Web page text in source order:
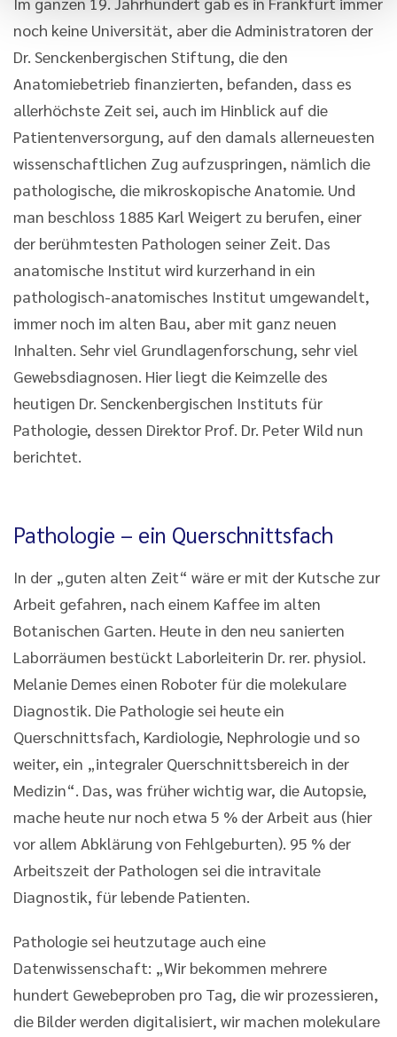
noch keine Universität, aber die Administratoren der
Dr. Senckenbergischen Stiftung, die den
Anatomiebetrieb finanzierten, befanden, dass es
allerhöchste Zeit sei, auch im Hinblick auf die
Patientenversorgung, auf den damals allerneuesten
wissenschaftlichen Zug aufzuspringen, nämlich die
pathologische, die mikroskopische Anatomie. Und
man beschloss 1885 Karl Weigert zu berufen, einer
der berühmtesten Pathologen seiner Zeit. Das
anatomische Institut wird kurzerhand in ein
pathologisch-anatomisches Institut umgewandelt,
immer noch im alten Bau, aber mit ganz neuen
Inhalten. Sehr viel Grundlagenforschung, sehr viel
Gewebsdiagnosen. Hier liegt die Keimzelle des
heutigen Dr. Senckenbergischen Instituts für
Pathologie, dessen Direktor Prof. Dr. Peter Wild nun
berichtet.
Pathologie – ein Querschnittsfach
In der „guten alten Zeit“ wäre er mit der Kutsche zur
Arbeit gefahren, nach einem Kaffee im alten
Botanischen Garten. Heute in den neu sanierten
Laborräumen bestückt Laborleiterin Dr. rer. physiol.
Melanie Demes einen Roboter für die molekulare
Diagnostik. Die Pathologie sei heute ein
Querschnittsfach, Kardiologie, Nephrologie und so
weiter, ein „integraler Querschnittsbereich in der
Medizin“. Das, was früher wichtig war, die Autopsie,
mache heute nur noch etwa 5 % der Arbeit aus (hier
vor allem Abklärung von Fehlgeburten). 95 % der
Arbeitszeit der Pathologen sei die intravitale
Diagnostik, für lebende Patienten.
Pathologie sei heutzutage auch eine
Datenwissenschaft: „Wir bekommen mehrere
hundert Gewebeproben pro Tag, die wir prozessieren,
die Bilder werden digitalisiert, wir machen molekulare